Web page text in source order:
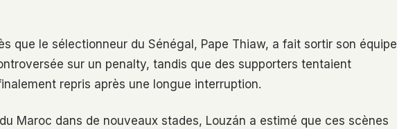
que le sélectionneur du Sénégal, Pape Thiaw, a fait sortir son équipe
sur un penalty, tandis que des supporters tentaient
repris après une longue interruption.
Maroc dans de nouveaux stades, Louzán a estimé que ces scènes